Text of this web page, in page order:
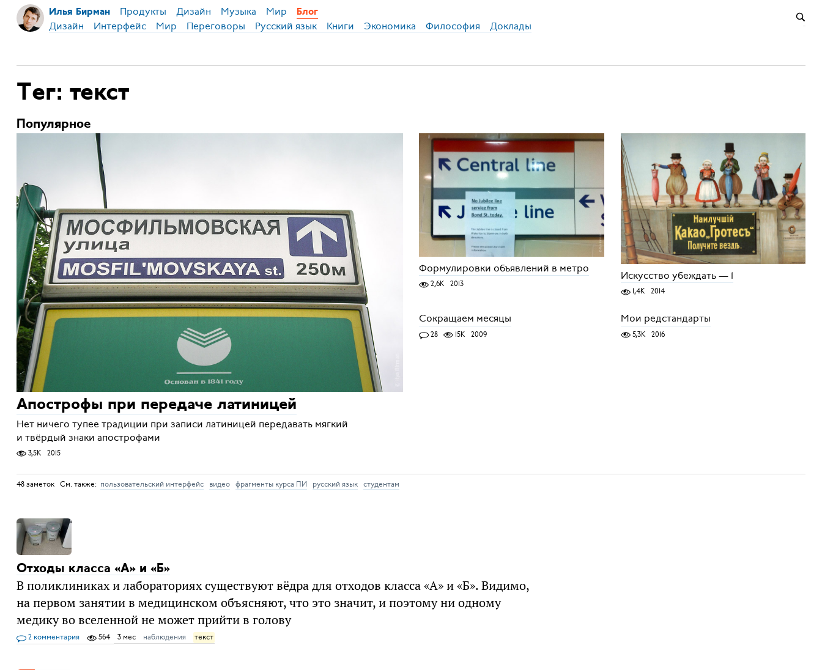
Илья Бирман Продукты Дизайн Музыка Мир Блог
Дизайн Интерфейс Мир Переговоры Русский язык Книги Экономика Философия Доклады
Тег: текст
Популярное
Апострофы при передаче латиницей
Нет ничего тупее традиции при записи латиницей передавать мягкий
и твёрдый знаки апострофами
3,5K 2015
Формулировки объявлений в метро
2,6K 2013
Искусство убеждать — 1
1,4K 2014
Сокращаем месяцы
28 15K 2009
Мои редстандарты
5,3K 2016
48 заметок См. также: пользовательский интерфейс видео фрагменты курса ПИ русский язык студентам
Отходы класса «А» и «Б»
В поликлиниках и лабораториях существуют вёдра для отходов класса «А» и «Б». Видимо,
на первом занятии в медицинском объясняют, что это значит, и поэтому ни одному
медику во вселенной не может прийти в голову
2 комментария 564 3 мес наблюдения текст